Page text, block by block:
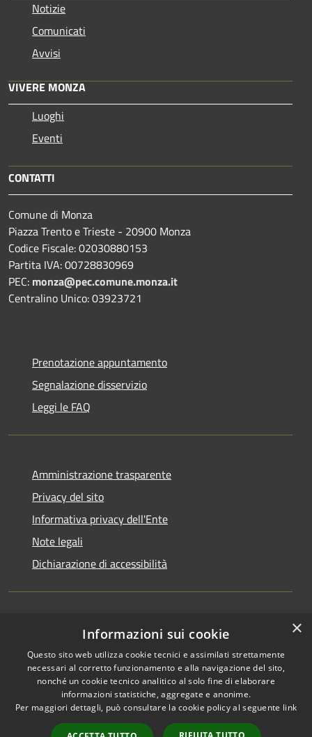
Notizie
Comunicati
Avvisi
VIVERE MONZA
Luoghi
Eventi
CONTATTI
Comune di Monza
Piazza Trento e Trieste - 20900 Monza
Codice Fiscale: 02030880153
Partita IVA: 00728830969
PEC: monza@pec.comune.monza.it
Centralino Unico: 03923721
Prenotazione appuntamento
Segnalazione disservizio
Leggi le FAQ
Amministrazione trasparente
Privacy del sito
Informativa privacy dell'Ente
Note legali
Dichiarazione di accessibilità
Newsletter
RSS
Accessibilità
Copyright © 2026 • Comune di
×
Informazioni sui cookie
Questo sito web utilizza cookie tecnici e assimilati strettamente
necessari al corretto funzionamento e alla navigazione del sito,
nonché un cookie tecnico analitico al solo fine di elaborare
informazioni statistiche, aggregate e anonime.
Per maggiori dettagli, può consultare la cookie policy al seguente link